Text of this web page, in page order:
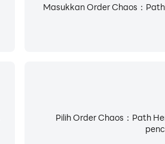
Masukkan Order Chaos：
Pilih Order Chaos：Path